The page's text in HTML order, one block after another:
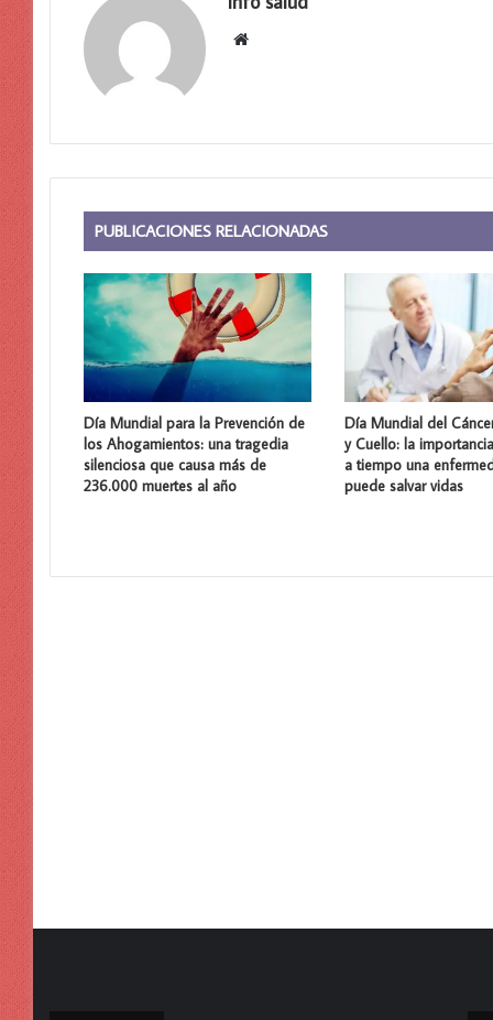
Sitio
PUBLICACIONES RELACIONADAS
Día Mundial para la Prevención de
los Ahogamientos: una tragedia
silenciosa que causa más de
236.000 muertes al año
Día Mundial del
y Cuello: la
a tiempo una
puede salvar vidas